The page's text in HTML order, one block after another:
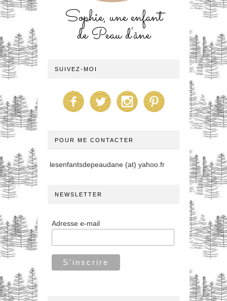
Sophie, une enfant
de Peau d'âne
SUIVEZ-MOI
POUR ME CONTACTER
lesenfantsdepeaudane (at) yahoo.fr
NEWSLETTER
Adresse e-mail